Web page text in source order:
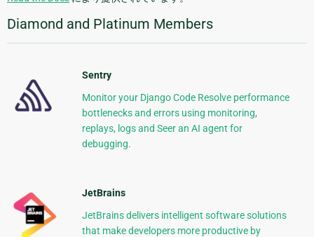
Diamond and Platinum Members
Sentry
Monitor your Django Code Resolve performance
bottlenecks and errors using monitoring,
replays, logs and Seer an AI agent for
debugging.
JetBrains
JetBrains delivers intelligent software solutions
that make developers more productive by